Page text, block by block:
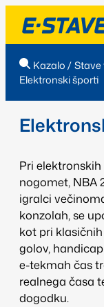
Kazalo/Stave
Elektronski športi
Pri elektronskih
nogomet, NBA
igralci
konzolah, se
kot pri
golov,
e-tekmah čas
realnega časa
dogodku.